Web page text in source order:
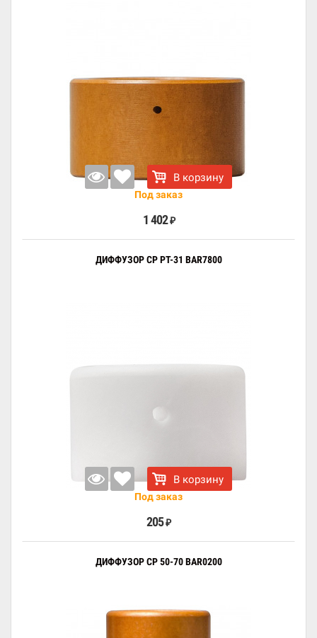
В корзину
Под заказ
1 402 ₽
ДИФФУЗОР CP PT-31 BAR7800
В корзину
Под заказ
205 ₽
ДИФФУЗОР CP 50-70 BAR0200